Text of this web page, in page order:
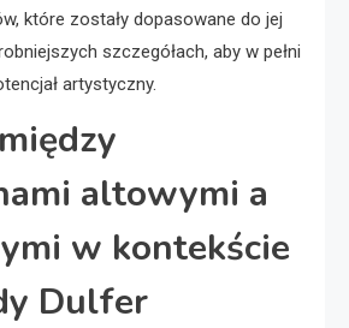
które zostały dopasowane do jej
szczegółach, aby w pełni
artystyczny.
altowymi a
w kontekście
Dulfer